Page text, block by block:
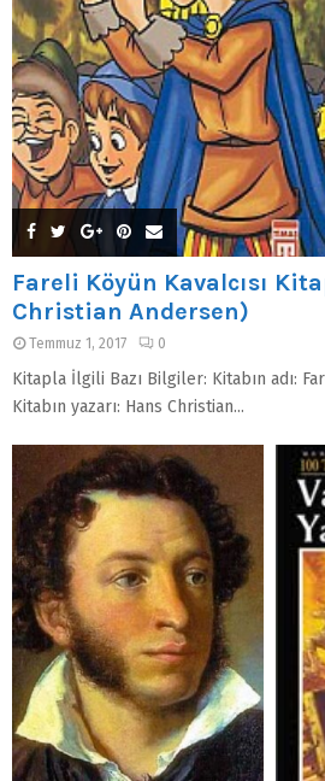
Fareli Köyün Kavalcısı
Christian Andersen)
Temmuz 1, 2017 0
Kitapla İlgili Bazı Bilgiler: Kitabın adı:
Kitabın yazarı: Hans Christian...